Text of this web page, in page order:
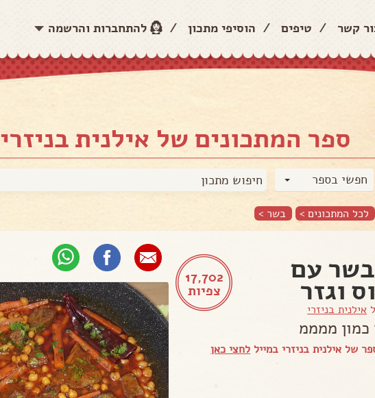
קשר / טיפים / הוסיפי מתכון / להתחברות והרשמה
ספר המתכונים של אילנית בניזרי
חפשי בספר
לכל המתכונים > בשר >
17,702
צפיות
בשר עם
וגזר
אילנית בניזרי
כמון ממממ
של אילנית בניזרי במייל לחצי כאן